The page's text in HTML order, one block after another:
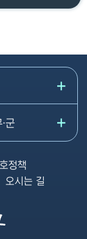
군
정책
오시는 길